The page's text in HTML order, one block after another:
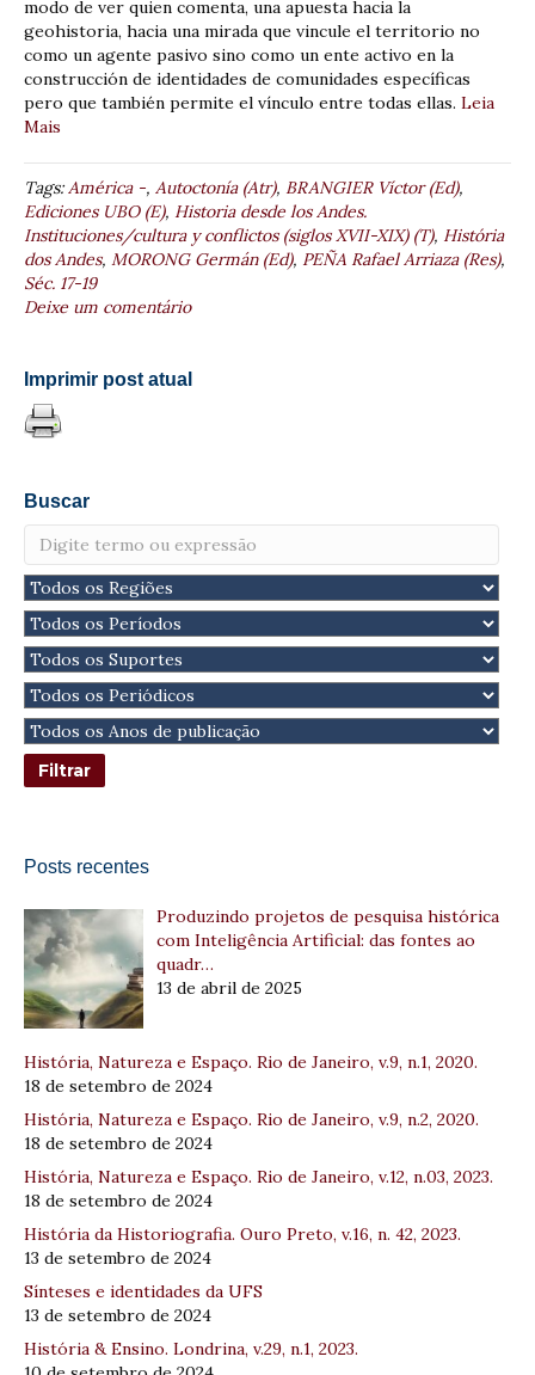
modo de ver quien comenta, una apuesta hacia la
geohistoria, hacia una mirada que vincule el territorio no
como un agente pasivo sino como un ente activo en la
construcción de identidades de comunidades específicas
pero que también permite el vínculo entre todas ellas. Leia
Mais
Tags:América -, Autoctonía (Atr), BRANGIER Víctor (Ed),
Ediciones UBO (E), Historia desde los Andes.
Instituciones/cultura y conflictos (siglos XVII-XIX) (T), História
dos Andes, MORONG Germán (Ed), PEÑA Rafael Arriaza (Res),
Séc. 17-19
Deixe um comentário
Imprimir post atual
Buscar
Posts recentes
Produzindo projetos de pesquisa histórica
com Inteligência Artificial: das fontes ao
quadr…
13 de abril de 2025
História, Natureza e Espaço. Rio de Janeiro, v.9, n.1, 2020.
18 de setembro de 2024
História, Natureza e Espaço. Rio de Janeiro, v.9, n.2, 2020.
18 de setembro de 2024
História, Natureza e Espaço. Rio de Janeiro, v.12, n.03, 2023.
18 de setembro de 2024
História da Historiografia. Ouro Preto, v.16, n. 42, 2023.
13 de setembro de 2024
Sínteses e identidades da UFS
13 de setembro de 2024
História & Ensino. Londrina, v.29, n.1, 2023.